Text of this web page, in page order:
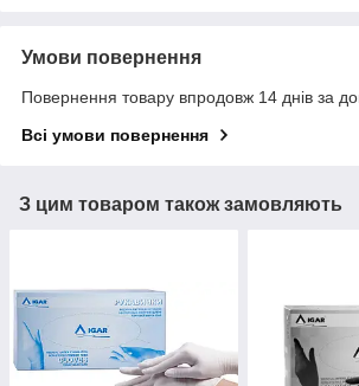
Умови повернення
Повернення товару впродовж 14 днів за
Всі умови повернення
З цим товаром також замовляють